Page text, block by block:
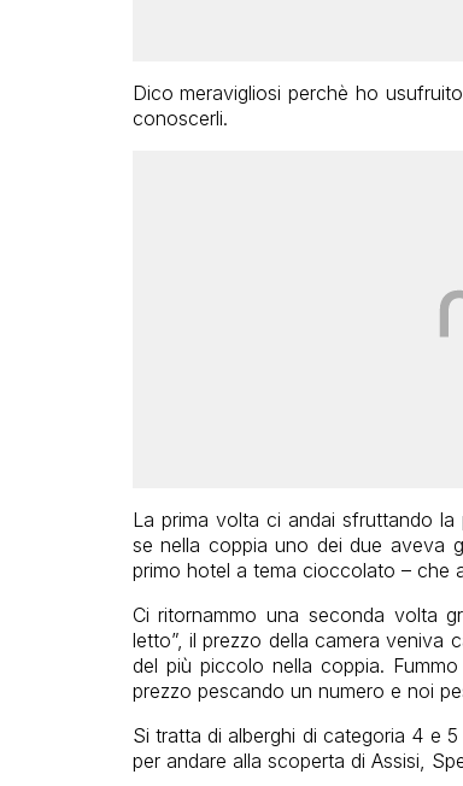
Dico meravigliosi perchè ho
conoscerli.
La prima volta ci andai sfruttando
se nella coppia uno dei due aveva
primo hotel a tema cioccolato – che
Ci ritornammo una seconda volta
letto”, il prezzo della camera veniva
del più piccolo nella coppia.
prezzo pescando un numero e noi
Si tratta di alberghi di categoria 4 e
per andare alla scoperta di Assisi,